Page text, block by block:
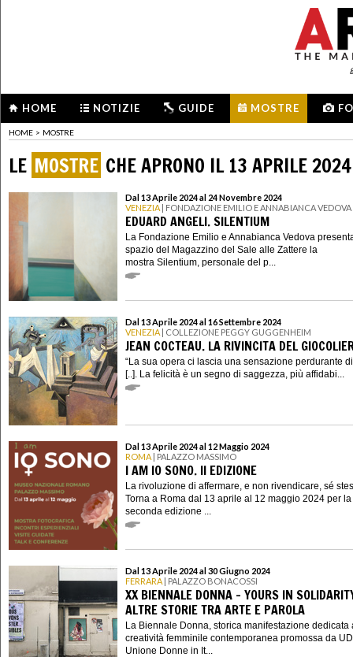
HOME NOTIZIE GUIDE MOSTRE
HOME > MOSTRE
LE MOSTRE CHE APRONO IL 13 APRILE 2024
Dal 13 Aprile 2024 al 24 Novembre 2024
VENEZIA | FONDAZIONE EMILIO E ANNABIANCA VEDOVA
EDUARD ANGELI. SILENTIUM
La Fondazione Emilio e Annabianca Vedova
spazio del Magazzino del Sale alle Zattere la
mostra Silentium, personale del p...
Dal 13 Aprile 2024 al 16 Settembre 2024
VENEZIA | COLLEZIONE PEGGY GUGGENHEIM
JEAN COCTEAU. LA RIVINCITA DEL
“La sua opera ci lascia una sensazione perdurante
[..]. La felicità è un segno di saggezza, più affidabi...
Dal 13 Aprile 2024 al 12 Maggio 2024
ROMA | PALAZZO MASSIMO
I AM IO SONO. II EDIZIONE
La rivoluzione di affermare, e non rivendicare, sé
Torna a Roma dal 13 aprile al 12 maggio 2024 per la
seconda edizione ...
Dal 13 Aprile 2024 al 30 Giugno 2024
FERRARA | PALAZZO BONACOSSI
XX BIENNALE DONNA - YOURS IN
ALTRE STORIE TRA ARTE E PAROLA
La Biennale Donna, storica manifestazione dedicata
creatività femminile contemporanea promossa da
Unione Donne in It...